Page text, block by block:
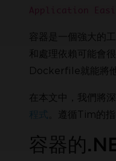
容器是一個強大的
和處理依賴可能會
Dockerfile就能將
在本文中，我們將
程式 。遵循Tim的
容器的
24/5在線
需要協助嗎？
我們的銷售